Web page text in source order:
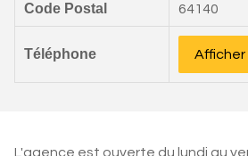
Code Postal 64140
Téléphone
L'agence est ouverte du lundi au